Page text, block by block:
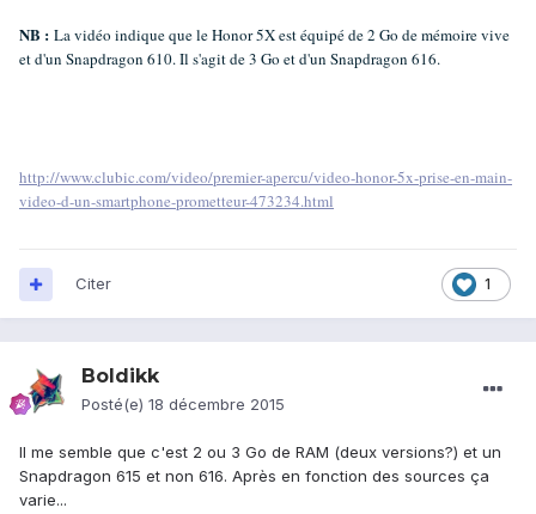
NB : La vidéo indique que le Honor 5X est équipé de 2 Go de mémoire vive
et d'un Snapdragon 610. Il s'agit de 3 Go et d'un Snapdragon 616.
http://www.clubic.com/video/premier-apercu/video-honor-5x-prise-en-main-
video-d-un-smartphone-prometteur-473234.html
1
Citer
Boldikk
Posté(e) 18 décembre 2015
Il me semble que c'est 2 ou 3 Go de RAM (deux versions?) et un
Snapdragon 615 et non 616. Après en fonction des sources ça
varie...